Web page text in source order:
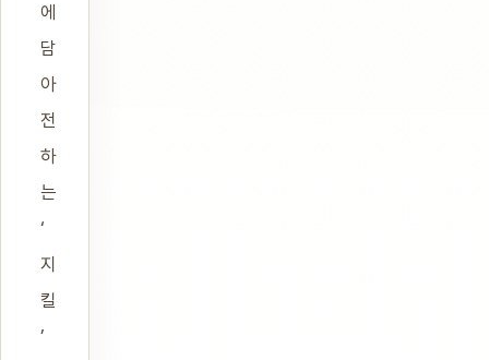
에
담
아
전
하
는
‘
지
킬
’